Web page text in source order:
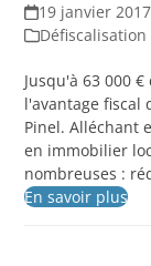
19 janvier 2017
Jusqu'à 63 000
l'avantage fiscal
Pinel. Alléchant
en immobilier
nombreuses :
En savoir plus